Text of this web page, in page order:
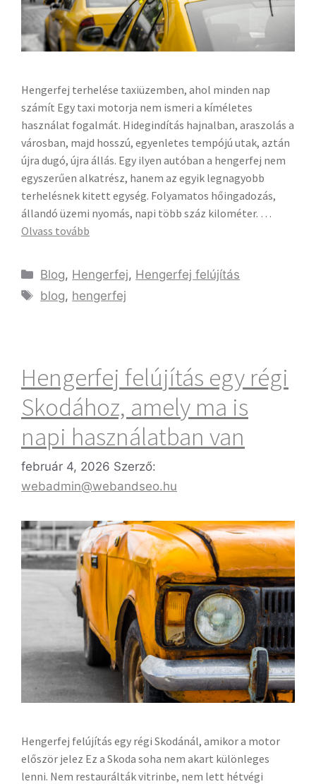
Hengerfej terhelése taxiüzemben, ahol minden nap
számít Egy taxi motorja nem ismeri a kíméletes
használat fogalmát. Hidegindítás hajnalban, araszolás a
városban, majd hosszú, egyenletes tempójú utak, aztán
újra dugó, újra állás. Egy ilyen autóban a hengerfej nem
egyszerűen alkatrész, hanem az egyik legnagyobb
terhelésnek kitett egység. Folyamatos hőingadozás,
állandó üzemi nyomás, napi több száz kilométer. …
Olvass tovább
Blog, Hengerfej, Hengerfej felújítás
blog, hengerfej
Hengerfej felújítás egy régi
Skodához, amely ma is
napi használatban van
február 4, 2026 Szerző:
webadmin@webandseo.hu
Hengerfej felújítás egy régi Skodánál, amikor a motor
először jelez Ez a Skoda soha nem akart különleges
lenni. Nem restaurálták vitrinbe, nem lett hétvégi